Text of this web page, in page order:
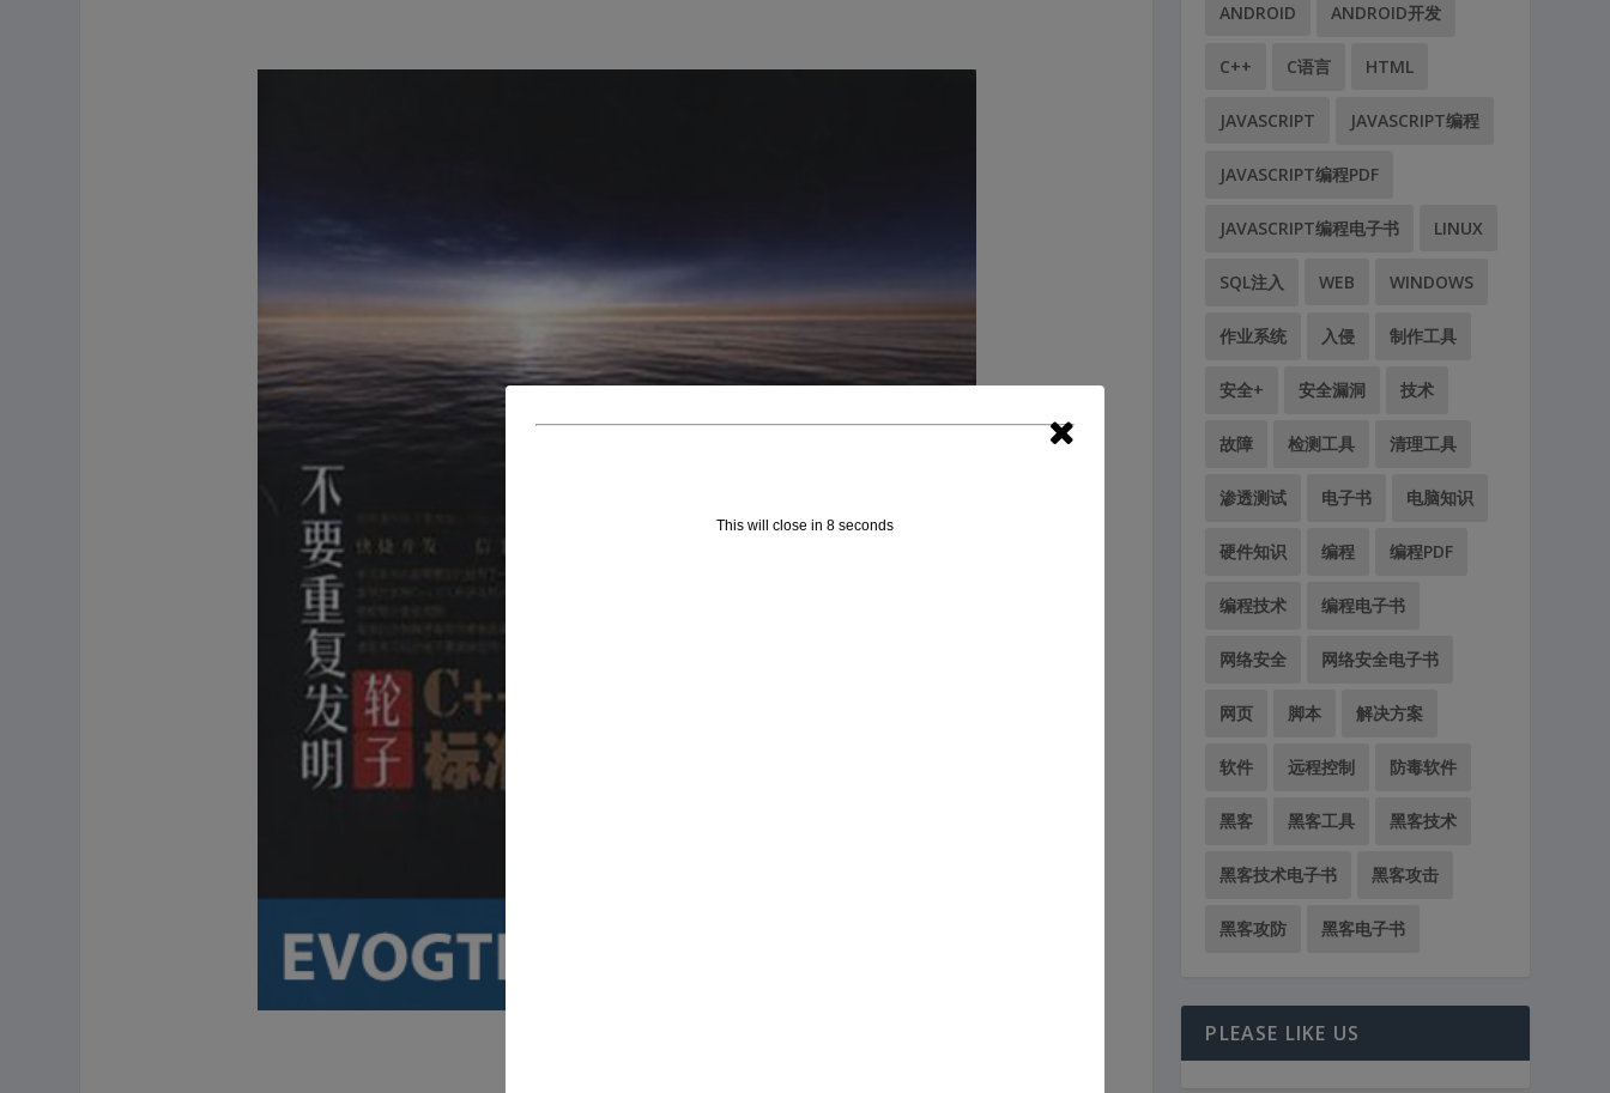
ANDROID ANDROID开发
C++ C语言 HTML
JAVASCRIPT JAVASCRIPT编程
JAVASCRIPT编程PDF
JAVASCRIPT编程电子书 LINUX
SQL注入 WEB WINDOWS
作业系统 入侵 制作工具
安全+ 安全漏洞 技术
故障 检测工具 清理工具
渗透测试 电子书 电脑知识
硬件知识 编程 编程PDF
编程技术 编程电子书
网络安全 网络安全电子书
网页 脚本 解决方案
软件 远程控制 防毒软件
黑客 黑客工具 黑客技术
黑客技术电子书 黑客攻击
黑客攻防 黑客电子书
PLEASE LIKE US
This will close in 7 seconds